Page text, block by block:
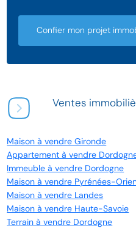
Confier mon projet
Ventes
Maison à vendre Gironde
Appartement à vendre
Immeuble à vendre Dordogne
Maison à vendre Pyrénées-
Maison à vendre Landes
Maison à vendre Haute-Savoie
Terrain à vendre Dordogne